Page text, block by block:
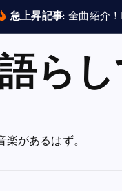
急上昇記事: 全曲 紹介 ！
があるはず。